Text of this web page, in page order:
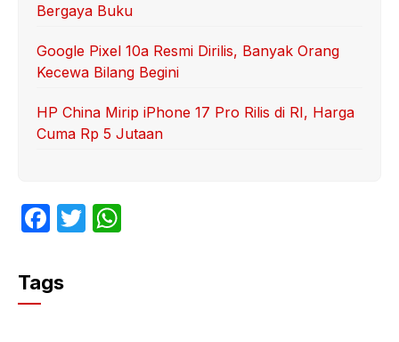
Bergaya Buku
Google Pixel 10a Resmi Dirilis, Banyak Orang
Kecewa Bilang Begini
HP China Mirip iPhone 17 Pro Rilis di RI, Harga
Cuma Rp 5 Jutaan
F
c
e
T
Tags